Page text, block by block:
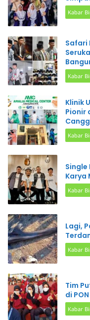
Kabar
Safari
Kabar
Klinik
Pionir
Kabar
Single
Karya
Kabar
Lagi,
Kabar
Tim
di
Kabar